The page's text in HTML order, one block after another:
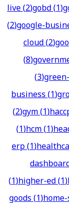
live(2)gobd(1)
(2)google-
cloud(2)
(8)
(3)
business(1)
(2)gym(1)
(1)hcm(1)
erp(1)
(1)higher-ed(1)
goods(1)